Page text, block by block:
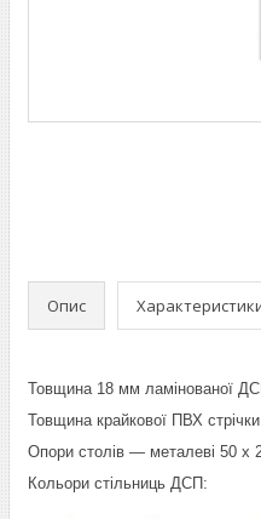
Опис
Товщина 18 мм ламінованої
Товщина крайкової ПВХ
Опори столів — металеві 50 х
Кольори стільниць ДСП: